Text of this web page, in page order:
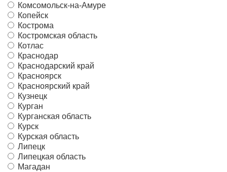
Комсомольск-на-Амуре
Копейск
Кострома
Костромская область
Котлас
Краснодар
Краснодарский край
Красноярск
Красноярский край
Кузнецк
Курган
Курганская область
Курск
Курская область
Липецк
Липецкая область
Магадан